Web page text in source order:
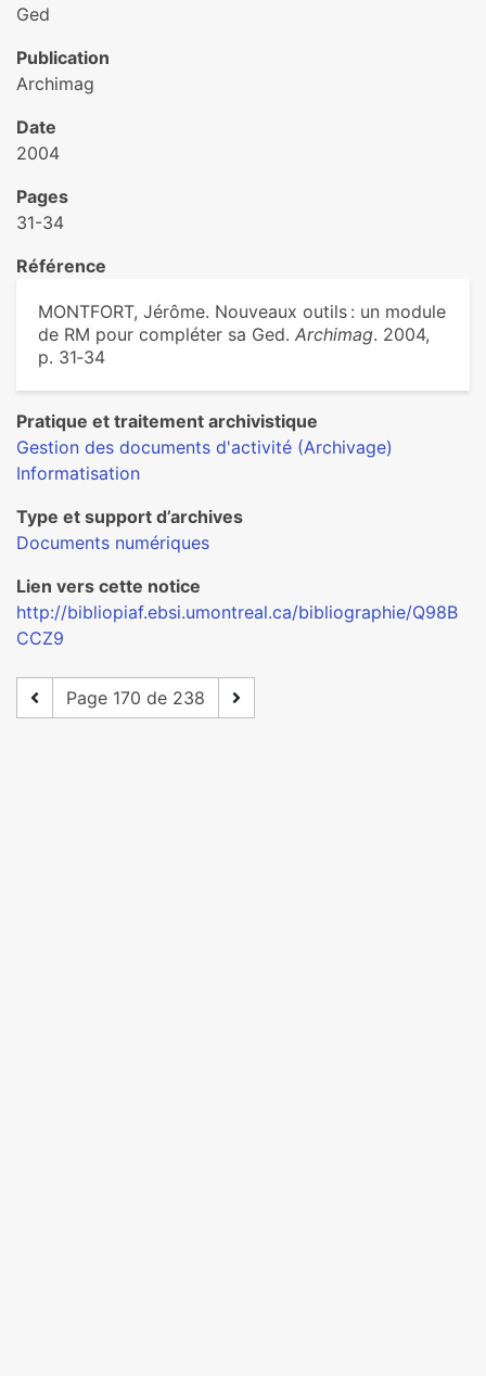
Ged
Publication
Archimag
Date
2004
Pages
31-34
Référence
MONTFORT, Jérôme. Nouveaux outils : un module
de RM pour compléter sa Ged. Archimag. 2004,
p. 31‑34
Pratique et traitement archivistique
Gestion des documents d'activité (Archivage)
Informatisation
Type et support d’archives
Documents numériques
Lien vers cette notice
http://bibliopiaf.ebsi.umontreal.ca/bibliographie/Q98B
CCZ9
Page 170 de 238